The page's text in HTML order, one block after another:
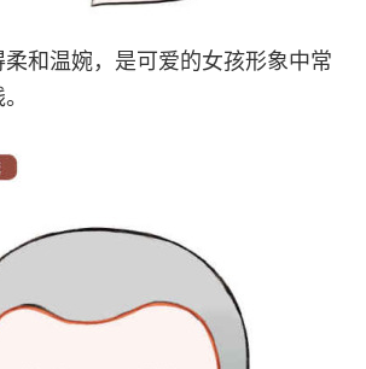
和温婉，是可爱的女孩形象中常